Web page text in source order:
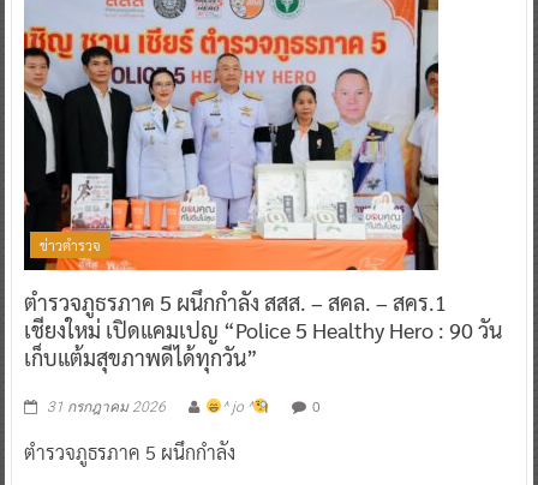
ข่าวตำรวจ
ตำรวจภูธรภาค 5 ผนึกกำลัง สสส. – สคล. – สคร.1
เชียงใหม่ เปิดแคมเปญ “Police 5 Healthy Hero : 90 วัน
เก็บแต้มสุขภาพดีได้ทุกวัน”
31 กรกฎาคม 2026 ^ jo ^ 0
ตำรวจภูธรภาค 5 ผนึกกำลัง